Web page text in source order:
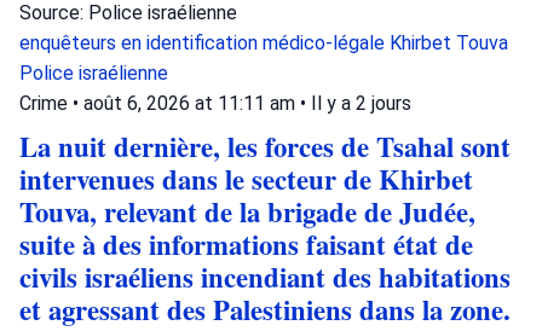
Source: Police israélienne
enquêteurs en identification médico-légale Khirbet Touva
Police israélienne
Crime • août 6, 2026 at 11:11 am • Il y a 2 jours
La nuit dernière, les forces de Tsahal sont
intervenues dans le secteur de Khirbet
Touva, relevant de la brigade de Judée,
suite à des informations faisant état de
civils israéliens incendiant des habitations
et agressant des Palestiniens dans la zone.